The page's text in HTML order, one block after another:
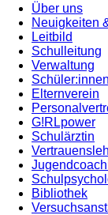
Über uns
Neuigkeiten
Leitbild
Schulleitung
Verwaltung
Elternverein
G!RLpower
Schulärztin
Bibliothek